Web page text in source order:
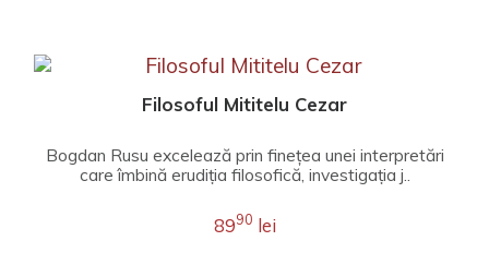
Filosoful Mititelu Cezar
Bogdan Rusu excelează prin finețea unei interpretări
care îmbină erudiția filosofică, investigația j..
8990 lei